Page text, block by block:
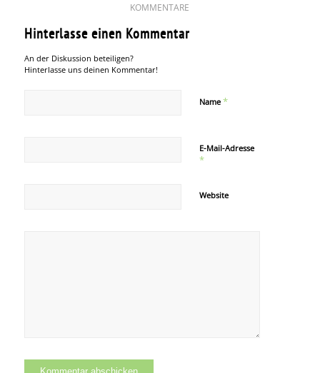
KOMMENTARE
Hinterlasse einen Kommentar
An der Diskussion beteiligen?
Hinterlasse uns deinen Kommentar!
Name *
E-Mail-Adresse
*
Website